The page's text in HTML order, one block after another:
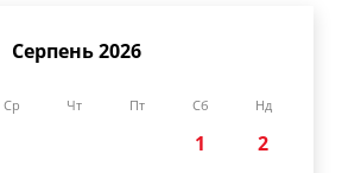
Серпень 2026
Ср Чт Пт Сб Нд
1
2